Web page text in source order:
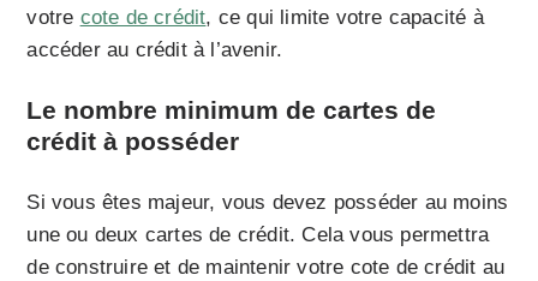
votre cote de crédit, ce qui limite votre capacité à
accéder au crédit à l’avenir.
Le nombre minimum de cartes de
crédit à posséder
Si vous êtes majeur, vous devez posséder au moins
une ou deux cartes de crédit. Cela vous permettra
de construire et de maintenir votre cote de crédit au